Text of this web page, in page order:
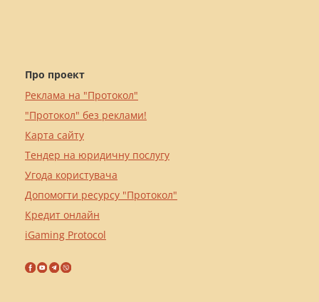
Про проект
Реклама на "Протокол"
"Протокол" без реклами!
Карта сайту
Тендер на юридичну послугу
Угода користувача
Допомогти ресурсу "Протокол"
Кредит онлайн
iGaming Protocol